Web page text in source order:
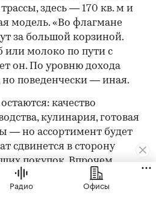
здесь — 170 кв. м и
модель. «Во флагмане
за большой корзиной.
или молоко по пути с
он. По уровню дохода
поведенчески — иная.
качество
кулинария, готовая
— но ассортимент будет
сдвинется в сторону
покупок. Впрочем,
не ограничивается: в
«СберСити» команда
Радио Офисы